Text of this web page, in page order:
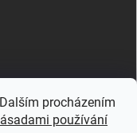
procházením
používání